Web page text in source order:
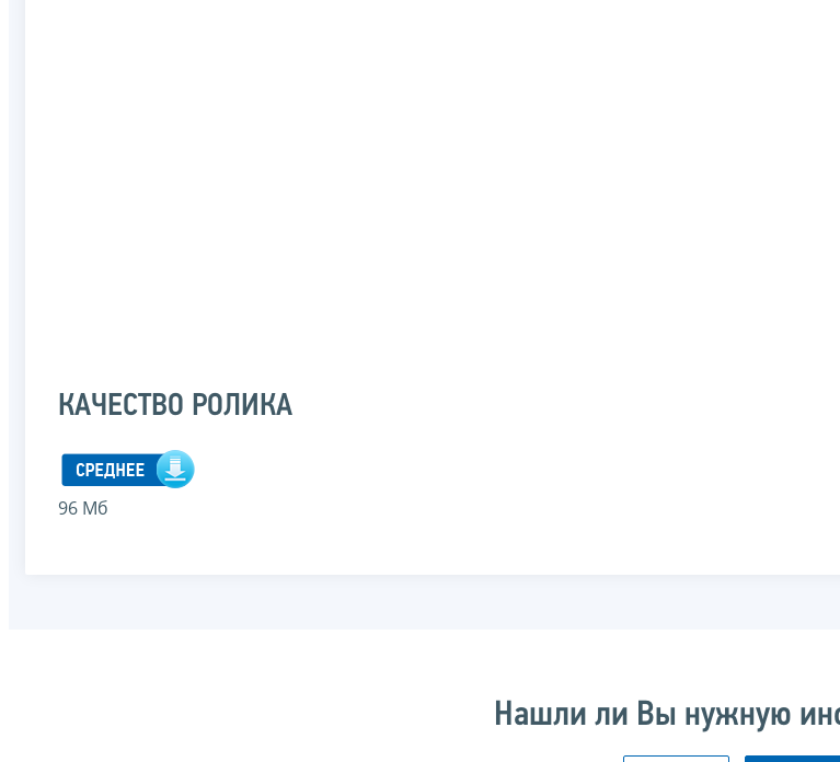
КАЧЕСТВО РОЛИКА
96 Мб
Нашли ли Вы нужную